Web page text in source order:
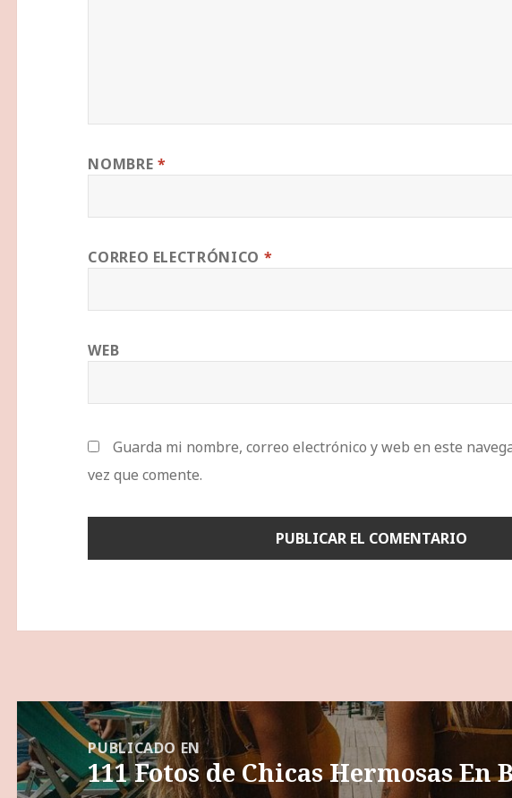
NOMBRE *
CORREO ELECTRÓNICO *
WEB
Guarda mi nombre, correo electrónico y web en este
vez que comente.
Navegación
de
entradas
PUBLICADO EN
111 Fotos de Chicas Hermosas En